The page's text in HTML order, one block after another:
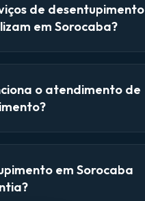
de desentupimento
em Sorocaba?
o atendimento de
em Sorocaba